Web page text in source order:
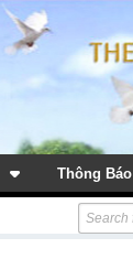
Thông Báo